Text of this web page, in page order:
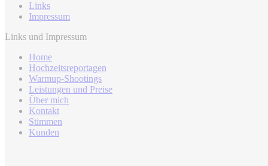
Links
Impressum
Links und Impressum
Home
Hochzeitsreportagen
Warmup-Shootings
Leistungen und Preise
Über mich
Kontakt
Stimmen
Kunden